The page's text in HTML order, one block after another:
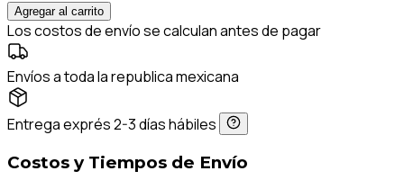
Agregar al carrito
Los costos de envío se calculan antes de pagar
Envíos a toda la republica mexicana
Entrega exprés 2-3 días hábiles
Costos y Tiempos de Envío